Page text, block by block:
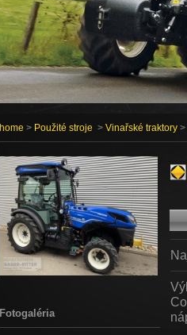
home > Použité stroje > Vinařské traktory
Fotogaléria